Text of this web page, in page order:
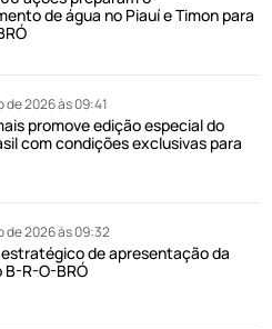
de água no Piauí e Timon para
de 2026 às 09:41
promove edição especial do
com condições exclusivas para
de 2026 às 09:32
de apresentação da
R-O-BRÓ